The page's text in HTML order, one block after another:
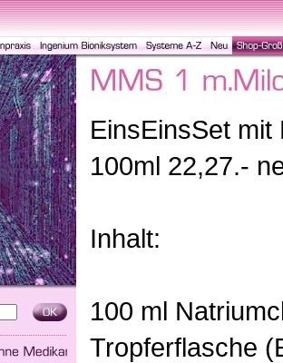
EinsEinsSet mit
100ml 22,27.-
Inhalt:
100 ml
Tropferflasche